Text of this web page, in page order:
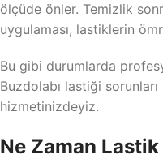
ölçüde önler. Temizlik
uygulaması, lastiklerin
Bu gibi durumlarda
Buzdolabı lastiği
hizmetinizdeyiz.
Ne Zaman